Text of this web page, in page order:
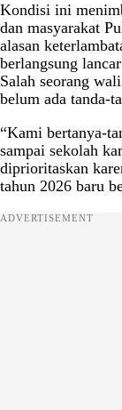
Kondisi ini
dan masyarakat
alasan
berlangsung
Salah seorang
belum ada tanda-
“Kami bertanya-
sampai sekolah
diprioritaskan
tahun 2026 baru
ADVERTISEMENT